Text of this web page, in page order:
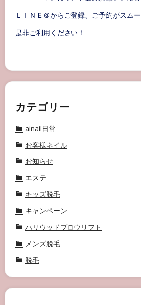
ＬＩＮＥ＠からご登録、ご予約がスムー
是非ご利用ください！
カテゴリー
ainail日常
お客様ネイル
お知らせ
エステ
キッズ脱毛
キャンペーン
ハリウッドブロウリフト
メンズ脱毛
脱毛